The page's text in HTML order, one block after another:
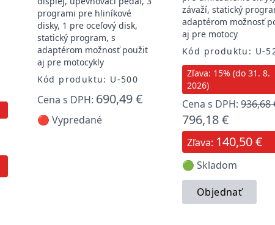
programi pre hliníkové
disky, 1 pre oceľový disk,
statický program, s
adaptérom možnosť použit
aj pre motocykly
Kód produktu: U-500
Cena s DPH: 690,49 €
🔴 Vypredané
závaží, statický
adaptérom možnosť
aj pre motocy
Kód produktu: U-
Zľava: 15% (do 31. 8.
2026)
Cena s DPH: 936,68
796,18 €
Zľava: 140,50 €
🟢 Skladom
Objednať